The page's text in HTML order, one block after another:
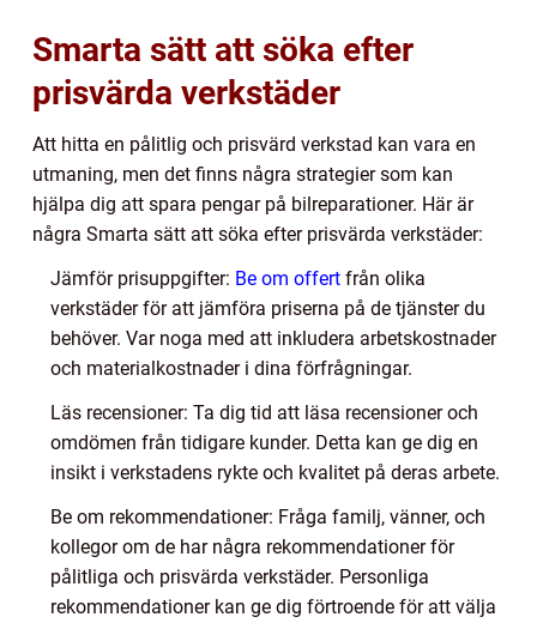
Smarta sätt att söka efter
prisvärda verkstäder
Att hitta en pålitlig och prisvärd verkstad kan vara en
utmaning, men det finns några strategier som kan
hjälpa dig att spara pengar på bilreparationer. Här är
några Smarta sätt att söka efter prisvärda verkstäder:
Jämför prisuppgifter: Be om offert från olika
verkstäder för att jämföra priserna på de tjänster du
behöver. Var noga med att inkludera arbetskostnader
och materialkostnader i dina förfrågningar.
Läs recensioner: Ta dig tid att läsa recensioner och
omdömen från tidigare kunder. Detta kan ge dig en
insikt i verkstadens rykte och kvalitet på deras arbete.
Be om rekommendationer: Fråga familj, vänner, och
kollegor om de har några rekommendationer för
pålitliga och prisvärda verkstäder. Personliga
rekommendationer kan ge dig förtroende för att välja